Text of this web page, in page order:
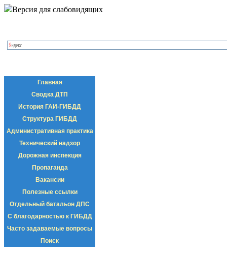
Версия для слабовидящих
Главная
Сводка ДТП
История ГАИ-ГИБДД
Структура ГИБДД
Административная практика
Технический надзор
Дорожная инспекция
Пропаганда
Вакансии
Полезные ссылки
Отдельный батальон ДПС
С благодарностью к ГИБДД
Часто задаваемые вопросы
Поиск